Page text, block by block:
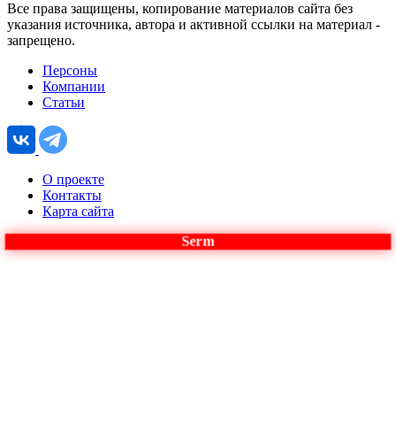
Все права защищены, копирование материалов сайта без
указания источника, автора и активной ссылки на материал -
запрещено.
Персоны
Компании
Статьи
О проекте
Контакты
Карта сайта
Serm